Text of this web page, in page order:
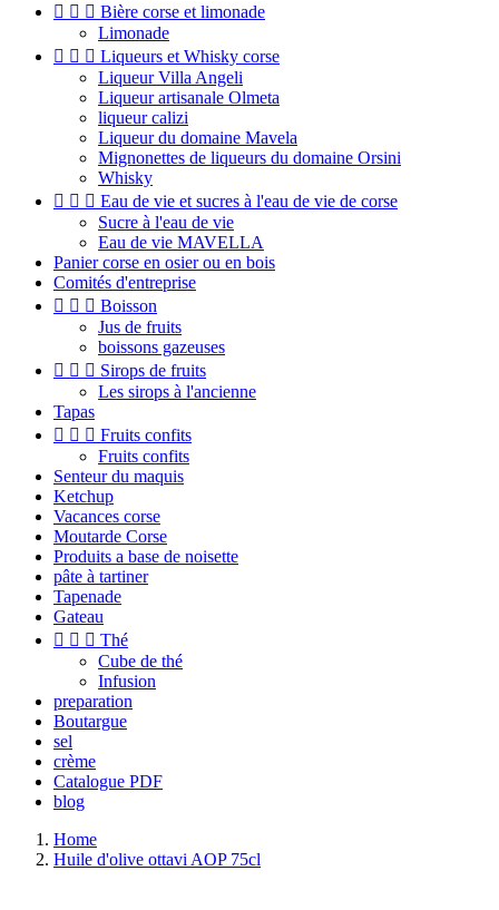
   Bière corse et limonade
Limonade
   Liqueurs et Whisky corse
Liqueur Villa Angeli
Liqueur artisanale Olmeta
liqueur calizi
Liqueur du domaine Mavela
Mignonettes de liqueurs du domaine Orsini
Whisky
   Eau de vie et sucres à l'eau de vie de corse
Sucre à l'eau de vie
Eau de vie MAVELLA
Panier corse en osier ou en bois
Comités d'entreprise
   Boisson
Jus de fruits
boissons gazeuses
   Sirops de fruits
Les sirops à l'ancienne
Tapas
   Fruits confits
Fruits confits
Senteur du maquis
Ketchup
Vacances corse
Moutarde Corse
Produits a base de noisette
pâte à tartiner
Tapenade
Gateau
   Thé
Cube de thé
Infusion
preparation
Boutargue
sel
crème
Catalogue PDF
blog
Home
Huile d'olive ottavi AOP 75cl